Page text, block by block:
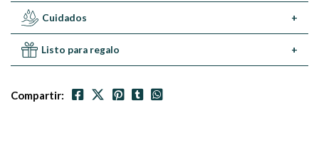
Cuidados +
Listo para regalo +
Compartir: